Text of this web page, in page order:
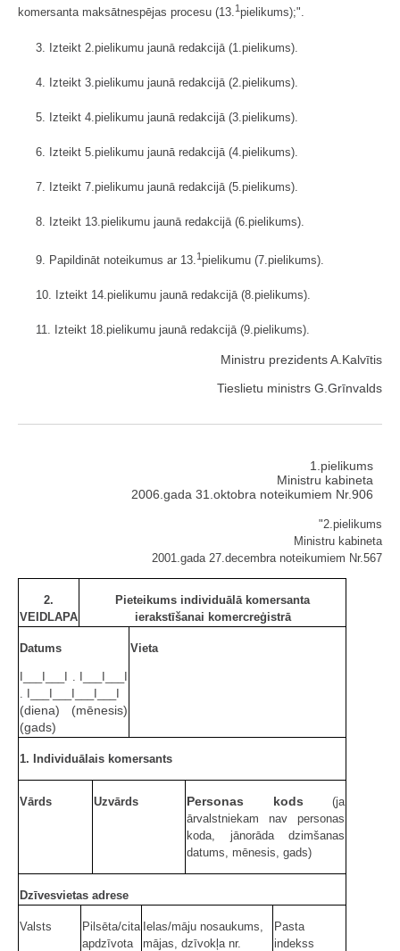
komersanta maksātnespējas procesu (13.1 pielikums);".
3. Izteikt 2.pielikumu jaunā redakcijā (1.pielikums).
4. Izteikt 3.pielikumu jaunā redakcijā (2.pielikums).
5. Izteikt 4.pielikumu jaunā redakcijā (3.pielikums).
6. Izteikt 5.pielikumu jaunā redakcijā (4.pielikums).
7. Izteikt 7.pielikumu jaunā redakcijā (5.pielikums).
8. Izteikt 13.pielikumu jaunā redakcijā (6.pielikums).
9. Papildināt noteikumus ar 13. 1pielikumu (7.pielikums).
10. Izteikt 14.pielikumu jaunā redakcijā (8.pielikums).
11. Izteikt 18.pielikumu jaunā redakcijā (9.pielikums).
Ministru prezidents A.Kalvītis
Tieslietu ministrs G.Grīnvalds
1.pielikums
Ministru kabineta
2006.gada 31.oktobra noteikumiem Nr.906
"2.pielikums
Ministru kabineta
2001.gada 27.decembra noteikumiem Nr.567
2.
VEIDLAPA
Pieteikums individuālā komersanta
ierakstīšanai komercreģistrā
Datums
I___I___I . I___I___I
. I___I___I___I___I
(diena) (mēnesis)
(gads)
Vieta
1. Individuālais komersants
Vārds Uzvārds Personas kods (ja
ārvalstniekam nav personas
koda, jānorāda dzimšanas
datums, mēnesis, gads)
Dzīvesvietas adrese
Valsts
Pilsēta/cita
apdzīvota
Ielas/māju nosaukums,
mājas, dzīvokļa nr.
Pasta
indekss